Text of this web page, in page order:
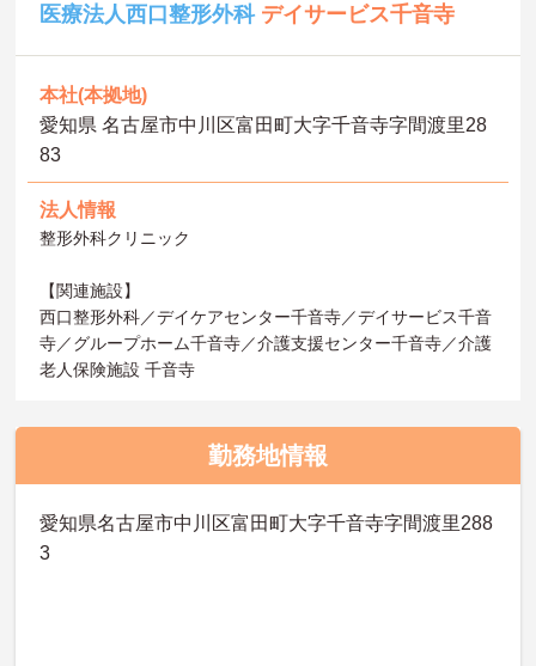
医療法人西口整形外科 デイサービス千音寺
本社(本拠地)
愛知県 名古屋市中川区富田町大字千音寺字間渡里28
83
法人情報
整形外科クリニック
【関連施設】
西口整形外科／デイケアセンター千音寺／デイサービス千音
寺／グループホーム千音寺／介護支援センター千音寺／介護
老人保険施設 千音寺
勤務地情報
愛知県名古屋市中川区富田町大字千音寺字間渡里288
3